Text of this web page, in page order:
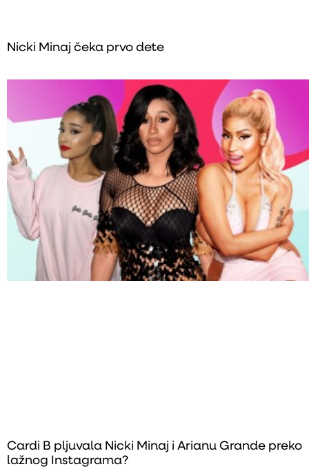
Nicki Minaj čeka prvo dete
Cardi B pljuvala Nicki Minaj i Arianu Grande preko
lažnog Instagrama?